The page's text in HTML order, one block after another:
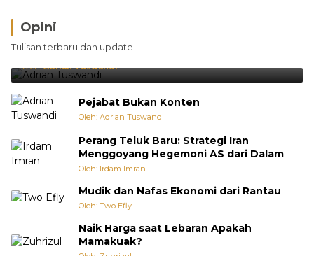
Opini
Tulisan terbaru dan update
Brasil Lebih Diunggulkan, tetapi Jepang Selalu
Punya Cara Membuat Kejutan
Oleh:Adrian Tuswandi
Pejabat Bukan Konten
Oleh: Adrian Tuswandi
Perang Teluk Baru: Strategi Iran
Menggoyang Hegemoni AS dari Dalam
Oleh: Irdam Imran
Mudik dan Nafas Ekonomi dari Rantau
Oleh: Two Efly
Naik Harga saat Lebaran Apakah
Mamakuak?